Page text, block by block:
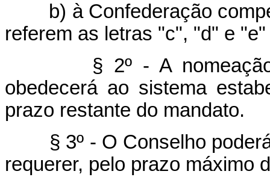
b) à Confederação
referem as letras "c", "d" e
§ 2º - A nomeação
obedecerá ao sistema
prazo restante do mandato.
§ 3º - O Conselho poderá
requerer, pelo prazo máximo